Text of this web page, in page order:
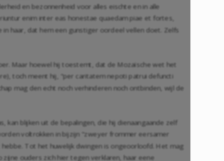
en bezonnenheid voor alles eischte en in alle
enim inter eas honestae quaedam piae et fortes,
haar, dat hem een gunstiger oordeel vellen doet. Zelfs
Maar hoewel hij toestemt, dat de Mozaïsche wet het
toch meent hij, "per caritatem nepoti patrui defuncti
mag den echt noch verhinderen noch ontbinden, wijl de
blijken uit de bepalingen, die hij dienaangaande zelf
voltrokken in bijzijn "zweyer frommer eersamer
Tot het huwelijk dwingen is ongeoorloofd. Het mag
ouders zich hier tegen verklaren, haar eene